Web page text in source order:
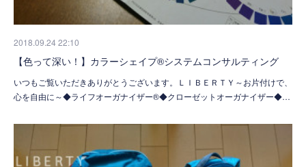
2018.09.24 22:10
【色って深い！】カラーシェイプ®︎システムコンサルティング
いつもご覧いただきありがとうございます。ＬＩＢＥＲＴＹ～お片付けで、
心を自由に～◆ライフオーガナイザー®◆クローゼットオーガナイザー◆…